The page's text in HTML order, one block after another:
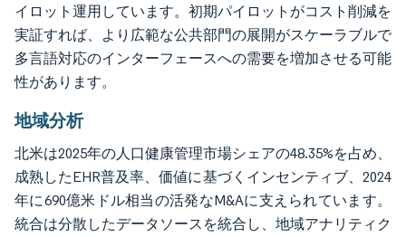
イロット運用しています。初期パイロットがコスト削減を
実証すれば、より広範な公共部門の展開がスケーラブルで
多言語対応のインターフェースへの需要を増加させる可能
性があります。
地域分析
北米は2025年の人口健康管理市場シェアの48.35%を占め、
成熟したEHR普及率、価値に基づくインセンティブ、2024
年に690億米ドル相当の活発なM&Aに支えられています。
統合は分散したデータソースを統合し、地域アナリティク